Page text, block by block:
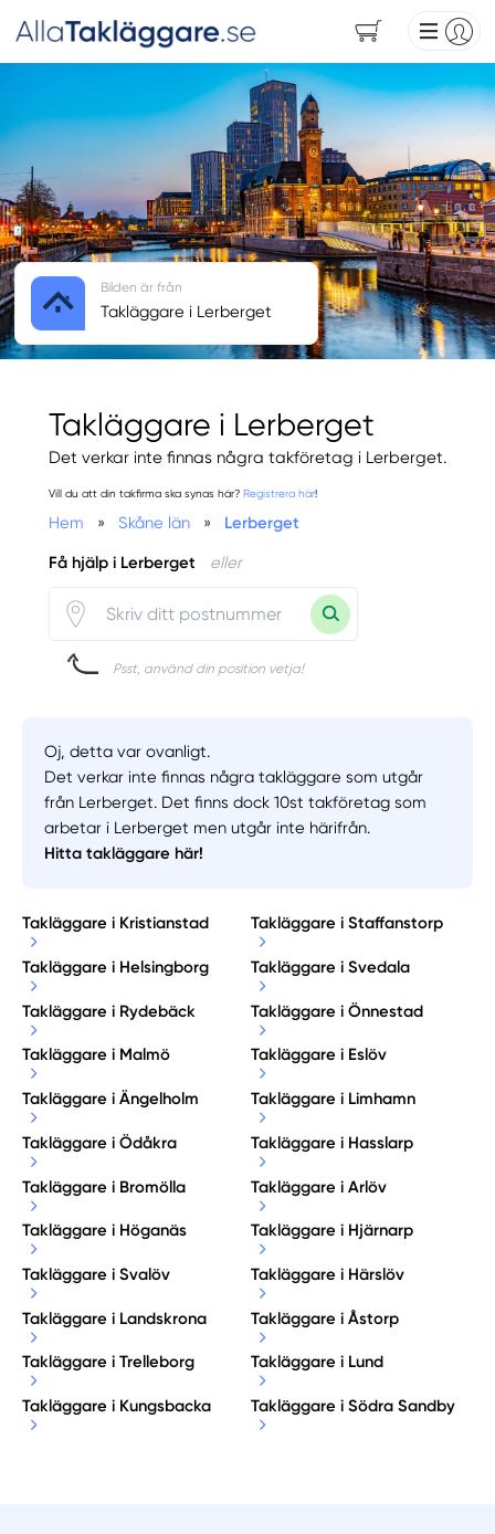
Takläggare i Lerberget
Det verkar inte finnas några takföretag i Lerberget.
Vill du att din takfirma ska synas här? Registrera här!
Hem » Skåne län » Lerberget
Få hjälp i Lerberget eller
Psst, använd din position vetja!
Bilden är från
Takläggare i Lerberget
Oj, detta var ovanligt.
Det verkar inte finnas några takläggare som utgår
från Lerberget. Det finns dock 10st takföretag som
arbetar i Lerberget men utgår inte härifrån.
Hitta takläggare här!
Takläggare i Kristianstad Takläggare i Staffanstorp
Takläggare i Helsingborg Takläggare i Svedala
Takläggare i Rydebäck Takläggare i Önnestad
Takläggare i Malmö Takläggare i Eslöv
Takläggare i Ängelholm Takläggare i Limhamn
Takläggare i Ödåkra Takläggare i Hasslarp
Takläggare i Bromölla Takläggare i Arlöv
Takläggare i Höganäs Takläggare i Hjärnarp
Takläggare i Svalöv Takläggare i Härslöv
Takläggare i Landskrona Takläggare i Åstorp
Takläggare i Trelleborg Takläggare i Lund
Takläggare i Kungsbacka Takläggare i Södra Sandby